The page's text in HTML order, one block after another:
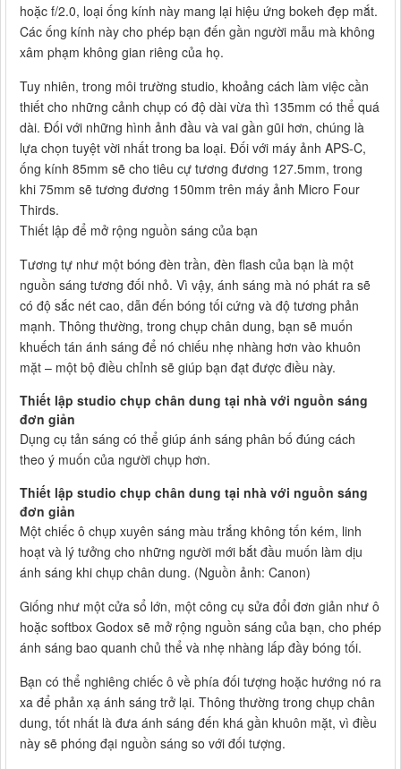
hoặc f/2.0, loại ống kính này mang lại hiệu ứng bokeh đẹp mắt.
Các ống kính này cho phép bạn đến gần người mẫu mà không
xâm phạm không gian riêng của họ.
Tuy nhiên, trong môi trường studio, khoảng cách làm việc cần
thiết cho những cảnh chụp có độ dài vừa thì 135mm có thể quá
dài. Đối với những hình ảnh đầu và vai gần gũi hơn, chúng là
lựa chọn tuyệt vời nhất trong ba loại. Đối với máy ảnh APS-C,
ống kính 85mm sẽ cho tiêu cự tương đương 127.5mm, trong
khi 75mm sẽ tương đương 150mm trên máy ảnh Micro Four
Thirds.
Thiết lập để mở rộng nguồn sáng của bạn
Tương tự như một bóng đèn trần, đèn flash của bạn là một
nguồn sáng tương đối nhỏ. Vì vậy, ánh sáng mà nó phát ra sẽ
có độ sắc nét cao, dẫn đến bóng tối cứng và độ tương phản
mạnh. Thông thường, trong chụp chân dung, bạn sẽ muốn
khuếch tán ánh sáng để nó chiếu nhẹ nhàng hơn vào khuôn
mặt – một bộ điều chỉnh sẽ giúp bạn đạt được điều này.
Thiết lập studio chụp chân dung tại nhà với nguồn sáng
đơn giản
Dụng cụ tản sáng có thể giúp ánh sáng phân bố đúng cách
theo ý muốn của người chụp hơn.
Thiết lập studio chụp chân dung tại nhà với nguồn sáng
đơn giản
Một chiếc ô chụp xuyên sáng màu trắng không tốn kém, linh
hoạt và lý tưởng cho những người mới bắt đầu muốn làm dịu
ánh sáng khi chụp chân dung. (Nguồn ảnh: Canon)
Giống như một cửa sổ lớn, một công cụ sửa đổi đơn giản như ô
hoặc softbox Godox sẽ mở rộng nguồn sáng của bạn, cho phép
ánh sáng bao quanh chủ thể và nhẹ nhàng lấp đầy bóng tối.
Bạn có thể nghiêng chiếc ô về phía đối tượng hoặc hướng nó ra
xa để phản xạ ánh sáng trở lại. Thông thường trong chụp chân
dung, tốt nhất là đưa ánh sáng đến khá gần khuôn mặt, vì điều
này sẽ phóng đại nguồn sáng so với đối tượng.